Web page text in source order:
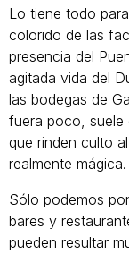
Lo tiene todo
colorido de las
presencia del
agitada vida del
las bodegas de
fuera poco, suele
que rinden culto
realmente mágica.
Sólo podemos
bares y
pueden resultar